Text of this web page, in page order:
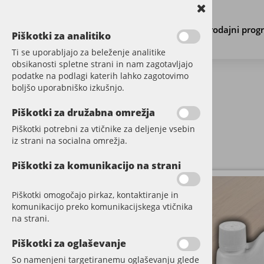
Prodajni
PARKET
VINIL
DODATNI MATERIAL
ČISTILA
KIT PASTA VOSEK
Piškotki za analitiko
Ti se uporabljajo za beleženje analitike
obsikanosti spletne strani in nam zagotavljajo
podatke na podlagi katerih lahko zagotovimo
boljšo uporabniško izkušnjo.
Piškotki za družabna omrežja
Piškotki potrebni za vtičnike za deljenje vsebin
iz strani na socialna omrežja.
Piškotki za komunikacijo na strani
Piškotki omogočajo pirkaz, kontaktiranje in
komunikacijo preko komunikacijskega vtičnika
na strani.
Piškotki za oglaševanje
So namenjeni targetiranemu oglaševanju glede